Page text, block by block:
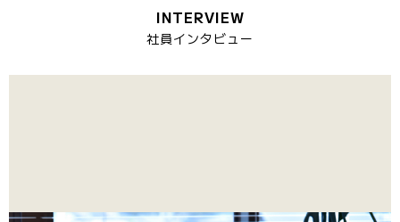
INTERVIEW
社員インタビュー